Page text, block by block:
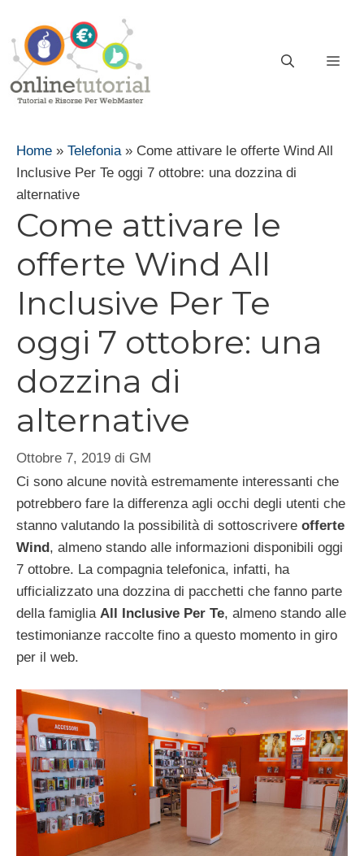
contenuto
Home » Telefonia » Come attivare le offerte Wind All
Inclusive Per Te oggi 7 ottobre: una dozzina di
alternative
Come attivare le
offerte Wind All
Inclusive Per Te
oggi 7 ottobre: una
dozzina di
alternative
Ottobre 7, 2019 di GM
Ci sono alcune novità estremamente interessanti che
potrebbero fare la differenza agli occhi degli utenti che
stanno valutando la possibilità di sottoscrivere offerte
Wind, almeno stando alle informazioni disponibili oggi
7 ottobre. La compagnia telefonica, infatti, ha
ufficializzato una dozzina di pacchetti che fanno parte
della famiglia All Inclusive Per Te, almeno stando alle
testimonianze raccolte fino a questo momento in giro
per il web.